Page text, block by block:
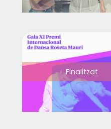
Finalitzat